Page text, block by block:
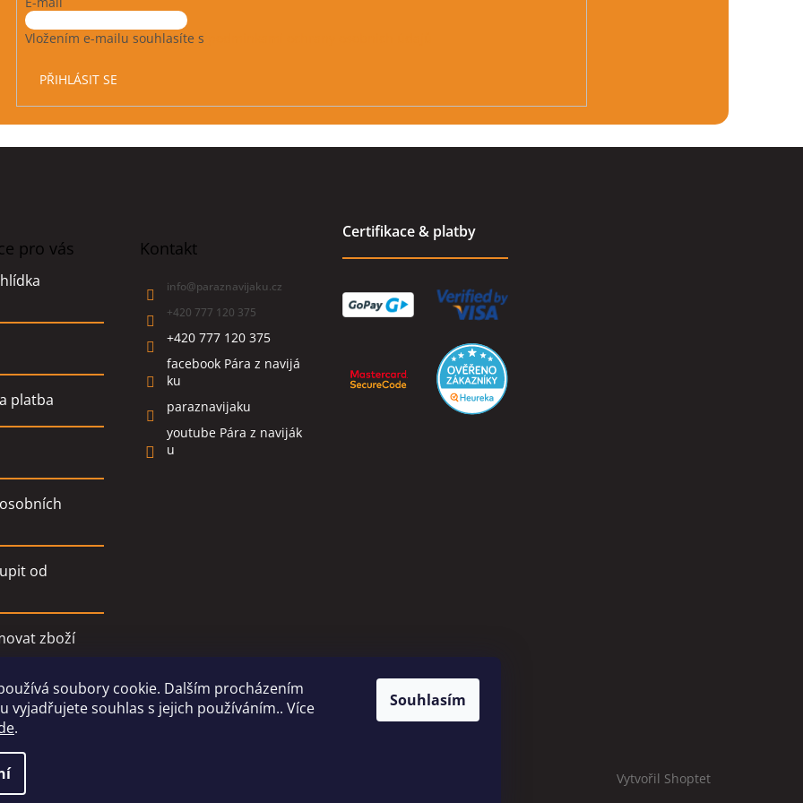
soubory cookie. Dalším procházením
vyjadřujete souhlas s jejich používáním.. Více
.
Souhlasím
Vložením e-mailu souhlasíte s
PŘIHLÁSIT SE
pro vás
platba
od
zboží
podmínky
Kontakt
info@paraznavijaku.cz
+420 777 120 375
+420 777 120 375
facebook Pára z navijá
ku
paraznavijaku
youtube Pára z naviják
u
Certifikace & platby
Vytvořil Shoptet